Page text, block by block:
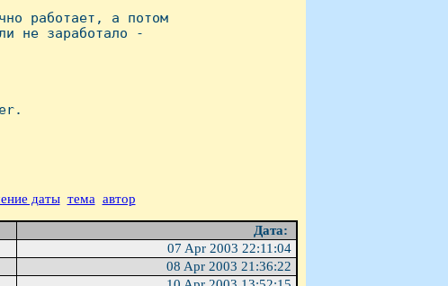
работает, а потом
не заработало -
даты тема автор
Дата:
07 Apr 2003 22:11:04
08 Apr 2003 21:36:22